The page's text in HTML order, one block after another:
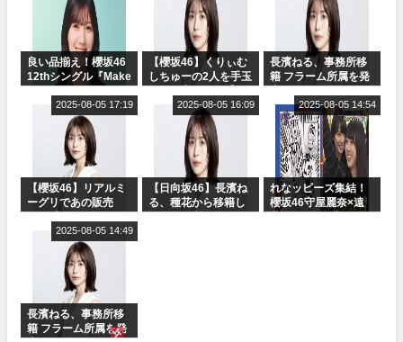
良い品揃え！櫻坂46
12thシングル『Make
ャルグッズ絶賛販売
【櫻坂46】くりぃむ
しちゅーの2人を手玉
りぃむナンタラ】
長濱ねる、事務所移
籍 フラーム所属を発
【櫻坂46】リアルミ
ーグリであの販売
Break』オフィシャ
ルグッズ解禁
2025-08-05 17:19
【日向坂46】長濱ね
る、種花から移籍し
2025-08-05 16:09
れなッピーズ集結！
櫻坂46守屋麗奈×遠
2025-08-05 14:54
長濱ねる、事務所移
籍 フラーム所属を発
2025-08-05 14:49